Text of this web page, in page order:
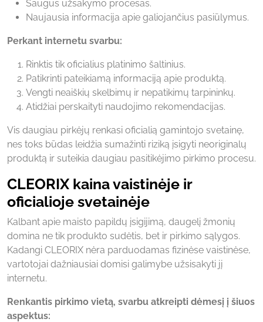
Saugus užsakymo procesas.
Naujausia informacija apie galiojančius pasiūlymus.
Perkant internetu svarbu:
Rinktis tik oficialius platinimo šaltinius.
Patikrinti pateikiamą informaciją apie produktą.
Vengti neaiškių skelbimų ir nepatikimų tarpininkų.
Atidžiai perskaityti naudojimo rekomendacijas.
Vis daugiau pirkėjų renkasi oficialią gamintojo svetainę,
nes toks būdas leidžia sumažinti riziką įsigyti neoriginalų
produktą ir suteikia daugiau pasitikėjimo pirkimo procesu.
CLEORIX kaina vaistinėje ir
oficialioje svetainėje
Kalbant apie maisto papildų įsigijimą, daugelį žmonių
domina ne tik produkto sudėtis, bet ir pirkimo sąlygos.
Kadangi CLEORIX nėra parduodamas fizinėse vaistinėse,
vartotojai dažniausiai domisi galimybe užsisakyti jį
internetu.
Renkantis pirkimo vietą, svarbu atkreipti dėmesį į šiuos
aspektus: